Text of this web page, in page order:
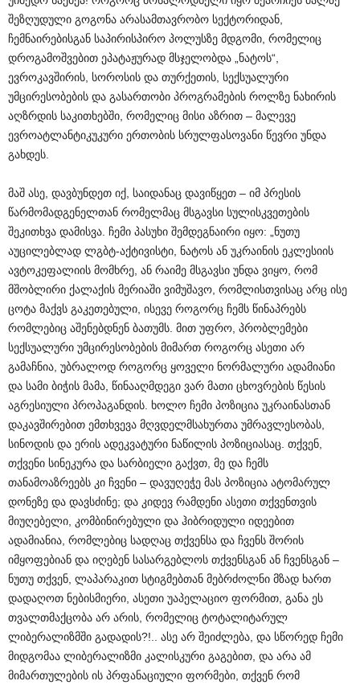
შეზღუდული გოგონა არასამთავრობო სექტორიდან,
ჩემნაირებისგან საპირისპირო პოლუსზე მდგომი, რომელიც
დროგამოშვებით ეპატაჟურად მსჯელობდა „ნატოს“,
ევროკავშირის, სოროსის და თურქეთის, სექსუალური
უმცირესობების და გასართობი პროგრამების როლზე ნახირის
აღზრდის საკითხებში, რომელიც მისი აზრით – მალევე
ევროატლანტიკუკური ერთობის სრულფასოვანი წევრი უნდა
გახდეს.
მაშ ასე, დავბუნდეთ იქ, საიდანაც დავიწყეთ – იმ პრესის
წარმომადგენელთან რომელმაც მსგავსი სულისკვეთების
შეკითხვა დამისვა. ჩემი პასუხი შემდეგნაირი იყო: „ნუთუ
აუცილებლად ლგბტ-აქტივისტი, ნატოს ან უკრაინის ეკლესიის
ავტოკეფალიის მომხრე, ან რაიმე მსგავსი უნდა ვიყო, რომ
მშობლირი ქალაქის მერიაში ვიმუშავო, რომლისთვისაც არც ისე
ცოტა მაქვს გაკეთებული, ისევე როგორც ჩემს წინაპრებს
რომლებიც აშენებდნენ ბათუმს. მით უფრო, პრობლემები
სექსუალური უმცირესობების მიმართ როგორც ასეთი არ
გამაჩნია, უბრალოდ როგორც ყოველი ნორმალური ადამიანი
და სამი ბიჭის მამა, წინააღმდეგი ვარ მათი ცხოვრების წესის
აგრესიული პროპაგანდის. ხოლო ჩემი პოზიცია უკრაინასთან
დაკავშირებით ემთხვევა მღვდელმსახურთა უმრავლესობას,
სინოდის და ერის ადეკვატური ნაწილის პოზიციასაც. თქვენ,
თქვენი სინეკურა და სარბიელი გაქვთ, მე და ჩემს
თანამოაზრეებს კი ჩვენი – დავუღეჭე მას პოზიცია ატომარულ
დონეზე და დავსძინე; და კიდევ რამდენი ასეთი თქვენთვის
მიუღებელი, კომბინირებული და ჰიბრიდული იდეებით
ადამიანია, რომლებიც სადღაც თქვენსა და ჩვენს შორის
იმყოფებიან და იღებენ სასარგებლოს თქვენსგან ან ჩვენსგან –
ნუთუ თქვენ, ლაპარაკით სტიგმებთან მებრძოლნი მზად ხართ
დადაღოთ ნებისმიერი, ასეთი უაპელაციო ფორმით, განა ეს
თვალთმაქცობა არ არის, რომელიც ტოტალიტარულ
ლიბერალიზმში გადადის?!.. ასე არ შეიძლება, და სწორედ ჩემი
მიდგომაა ლიბერალიზმი კალისკური გაგებით, და არა ამ
მიმართულების ის პრფანაციული ფორმები, თქვენ რომ